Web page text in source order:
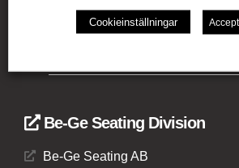
Be-Ge Seating Division
Be-Ge Seating AB
Cookieinställningar